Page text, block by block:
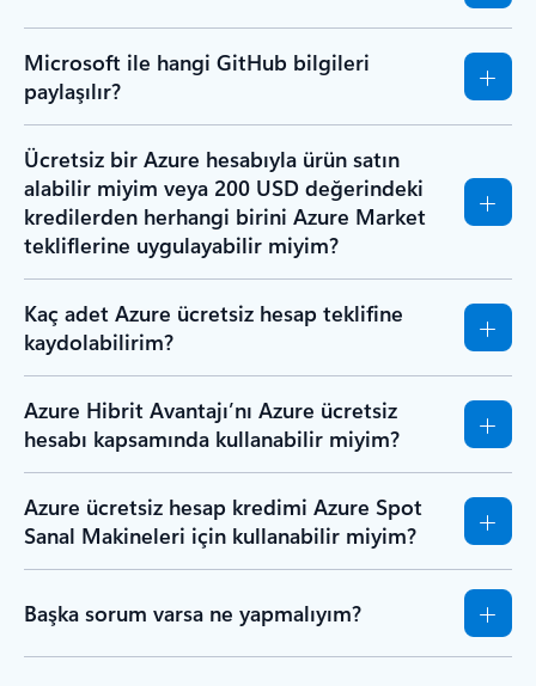
Microsoft ile hangi GitHub bilgileri
paylaşılır?
Ücretsiz bir Azure hesabıyla ürün satın
alabilir miyim veya 200 USD değerindeki
kredilerden herhangi birini Azure Market
tekliflerine uygulayabilir miyim?
Kaç adet Azure ücretsiz hesap teklifine
kaydolabilirim?
Azure Hibrit Avantajı’nı Azure ücretsiz
hesabı kapsamında kullanabilir miyim?
Azure ücretsiz hesap kredimi Azure Spot
Sanal Makineleri için kullanabilir miyim?
Başka sorum varsa ne yapmalıyım?